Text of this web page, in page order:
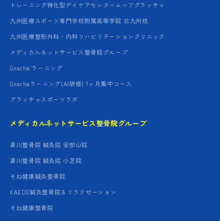
トレーニング特化型デイケアセンタームーブグラッチャ
九州医療スポーツ専門学校附属高等学院 北九州校
九州医療整形外科・内科リハビリテーションクリニック
メディカルネットサービス整骨院グループ
Gracha ラーニング
Grachaラーニング(AI研修) 1ヶ月集中コース
グラッチャスポーツラボ
メディカルネットサービス整骨院グループ
湯川整骨院 鍼灸院 安部山院
湯川整骨院 鍼灸院 小芝院
そね健康鍼灸整骨院
KAEDE鍼灸整骨院＆リラクゼーション
そね健康整骨院